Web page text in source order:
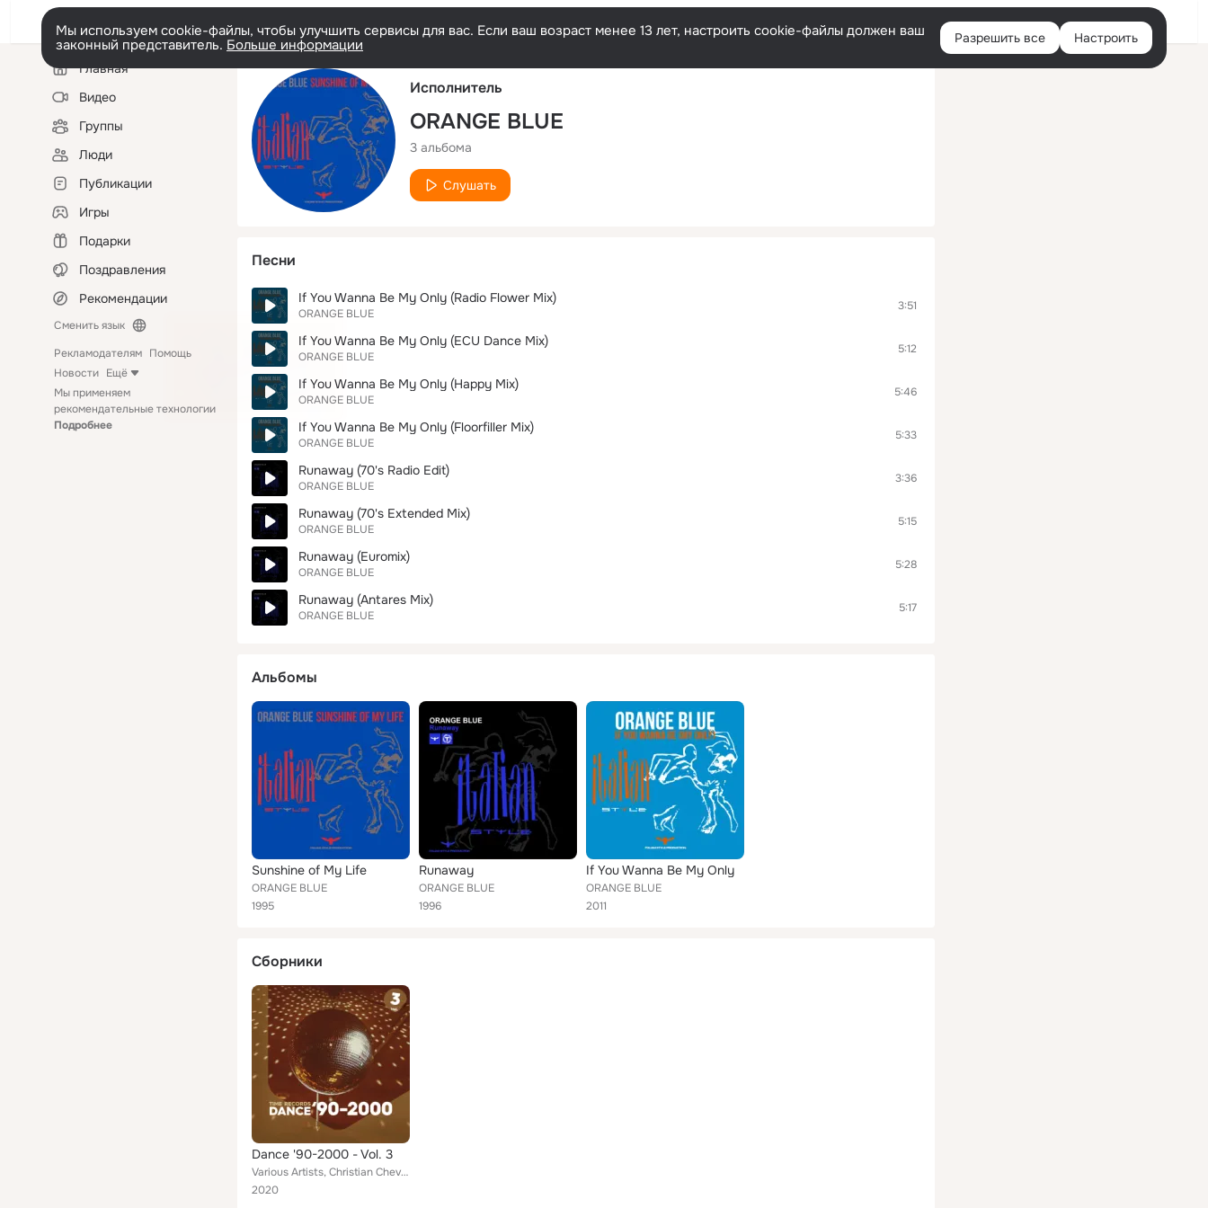
Русский Войти
Мы используем cookie-файлы, чтобы улучшить сервисы для вас. Если ваш возраст менее 13 лет, настроить cookie-файлы должен ваш
законный представитель. Больше информации Разрешить все Настроить
Левая
колонкаГлавная
Видео
Группы
Люди
Публикации
Игры
Подарки
Поздравления
Рекомендации
Сменить язык
Рекламодателям Помощь
Новости Ещё
Мы применяем
рекомендательные технологии
Подробнее
Исполнитель
ORANGE BLUE
3 альбома
Слушать
Песни
If You Wanna Be My Only (Radio Flower Mix)
ORANGE BLUE
3:51
If You Wanna Be My Only (ECU Dance Mix)
ORANGE BLUE
5:12
If You Wanna Be My Only (Happy Mix)
ORANGE BLUE
5:46
If You Wanna Be My Only (Floorfiller Mix)
ORANGE BLUE
5:33
Runaway (70's Radio Edit)
ORANGE BLUE
3:36
Runaway (70's Extended Mix)
ORANGE BLUE
5:15
Runaway (Euromix)
ORANGE BLUE
5:28
Runaway (Antares Mix)
ORANGE BLUE
5:17
Альбомы
Sunshine of My Life
ORANGE BLUE
1995
Runaway
ORANGE BLUE
1996
If You Wanna Be My Only
ORANGE BLUE
2011
Сборники
Dance '90-2000 - Vol. 3
Various Artists, Christian Cheval, ALPHABET, Orange Blue, Silvia Coleman, DJ Ross, Algebrika, Paps 'n' Skar, Aladino, Erika, Ale...
2020